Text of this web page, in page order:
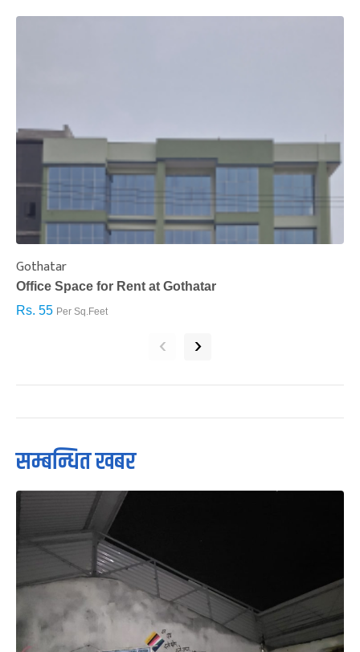
Gothatar
Office Space for Rent at Gothatar
Rs. 55 Per Sq.Feet
‹ ›
सम्बन्धित खबर